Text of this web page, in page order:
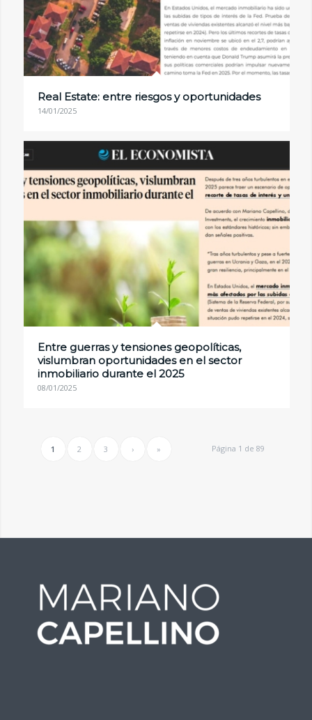
Real Estate: entre riesgos y oportunidades
14/01/2025
Entre guerras y tensiones geopolíticas,
vislumbran oportunidades en el sector
inmobiliario durante el 2025
08/01/2025
Página 1 de 89
1 2 3 › »